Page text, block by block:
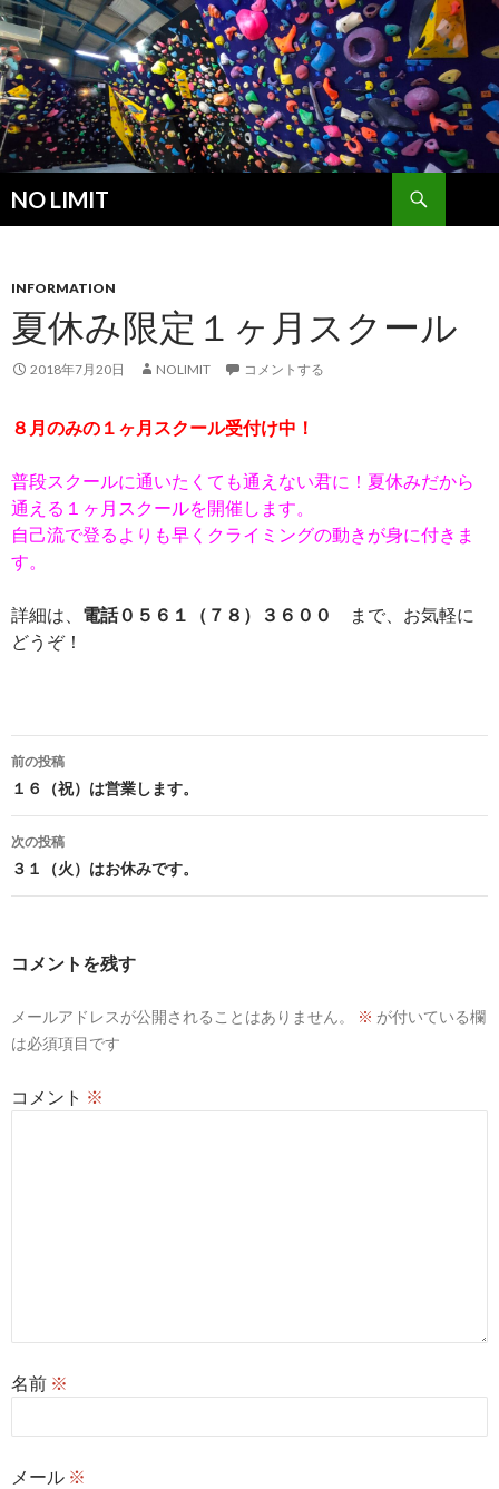
NO LIMIT
索
ン
ツ
へ
キ
プ
INFORMATION
夏休み限定１ヶ月スクール
2018年7月20日 NOLIMIT コメントする
８月のみの１ヶ月スクール受付け中！
普段スクールに通いたくても通えない君に！夏休みだから
通える１ヶ月スクールを開催します。
自己流で登るよりも早くクライミングの動きが身に付きま
す。
詳細は、 電話０５６１（７８）３６００
まで、お気軽に
どうぞ！
投
稿
ナ
ビ
ョ
前の投稿
１６（祝）は営業します。
次の投稿
３１（火）はお休みです。
コメントを残す
メールアドレスが公開されることはありません。 ※ が付いている欄
は必須項目です
コメント ※
名前 ※
メール ※